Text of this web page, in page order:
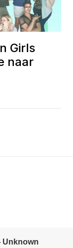
Girls
naar